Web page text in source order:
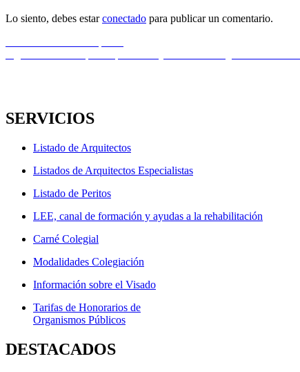
Lo siento, debes estarconectado para publicar un comentario.
Navegación
de
SERVICIOS
Listado de Arquitectos
Listados de Arquitectos Especialistas
Listado de Peritos
LEE, canal de formación y ayudas a la rehabilitación
Carné Colegial
Modalidades Colegiación
Información sobre el Visado
Tarifas de Honorarios de
Organismos Públicos
DESTACADOS